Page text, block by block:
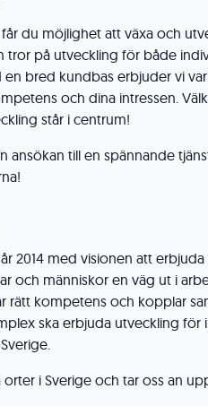
du möjlighet att växa och
tror på utveckling för både
en bred kundbas erbjuder vi
och dina intressen.
står i centrum!
ansökan till en spännande
2014 med visionen att
och människor en väg ut i
rätt kompetens och kopplar
ska erbjuda utveckling för
i Sverige och tar oss an